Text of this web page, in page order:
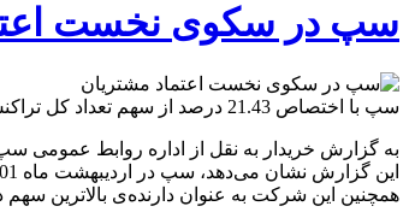
سپ در سکوی نخست
سپ با اختصاص 21.43 درصد از سهم تعداد کل تراکنش ها ، در سکو نخست اعتماد مشتریان قرار گرفت.
به گزارش خریدار به نقل از اداره روابط عمومی سپ، آخرین گزارش
همچنین این شرکت به عنوان دارنده‌ی بالاترین سهم در بازار تعداد تراکنش‌های موبایلی